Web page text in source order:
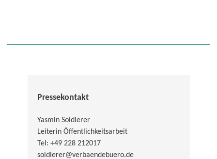
Pressekontakt
Yasmin Soldierer
Leiterin Öffentlichkeitsarbeit
Tel: +49 228 212017
soldierer@verbaendebuero.de